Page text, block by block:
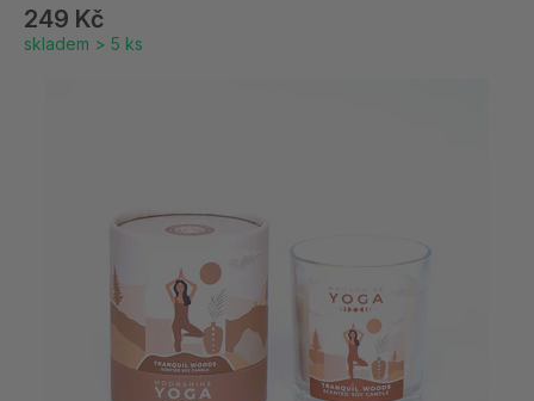
249 Kč
skladem > 5 ks